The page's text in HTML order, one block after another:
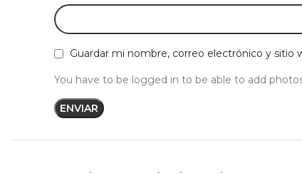
Guardar mi nombre, correo electrónico y sitio
You have to be logged in to be able to add